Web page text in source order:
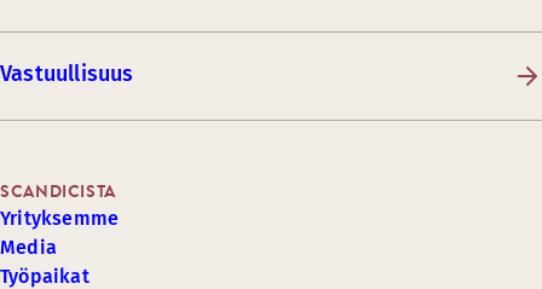
Vastuullisuus
SCANDICISTA
Yrityksemme
Media
Työpaikat